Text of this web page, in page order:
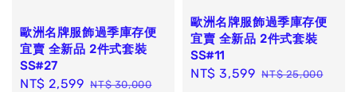
歐洲名牌服飾過季庫存便
宜賣 全新品 2件式套裝
SS#27
Sale
NT$ 2,599 Regular
NT$ 30,000
歐洲名牌服飾過季庫存便
宜賣 全新品 2件式套裝
SS#11
Sale
NT$ 3,599 Regular
NT$ 25,000